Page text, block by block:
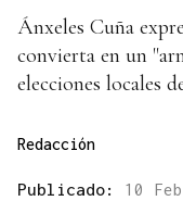
Ánxeles Cuña
convierta en un
elecciones locales
Redacción
Publicado: 10